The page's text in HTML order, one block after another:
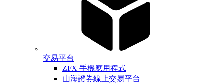
交易平台
ZFX 手機應用程式
山海證券線上交易平台